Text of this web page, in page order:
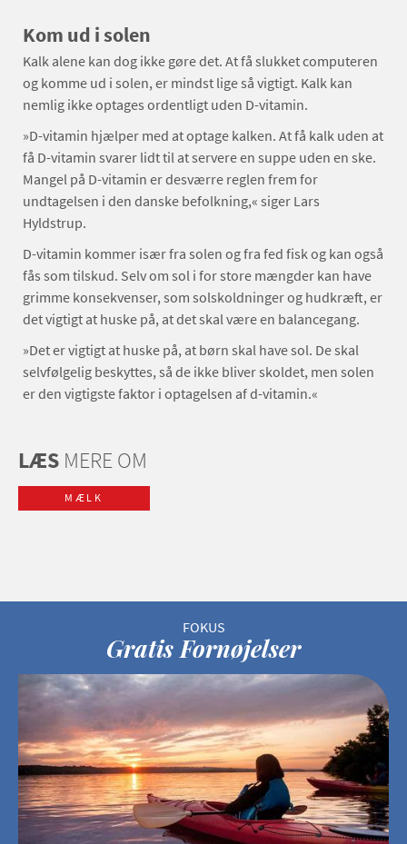
Kom ud i solen
Kalk alene kan dog ikke gøre det. At få slukket computeren
og komme ud i solen, er mindst lige så vigtigt. Kalk kan
nemlig ikke optages ordentligt uden D-vitamin.
»D-vitamin hjælper med at optage kalken. At få kalk uden at
få D-vitamin svarer lidt til at servere en suppe uden en ske.
Mangel på D-vitamin er desværre reglen frem for
undtagelsen i den danske befolkning,« siger Lars
Hyldstrup.
D-vitamin kommer især fra solen og fra fed fisk og kan også
fås som tilskud. Selv om sol i for store mængder kan have
grimme konsekvenser, som solskoldninger og hudkræft, er
det vigtigt at huske på, at det skal være en balancegang.
»Det er vigtigt at huske på, at børn skal have sol. De skal
selvfølgelig beskyttes, så de ikke bliver skoldet, men solen
er den vigtigste faktor i optagelsen af d-vitamin.«
LÆS MERE OM
MÆLK
Gratis Fornøjelser